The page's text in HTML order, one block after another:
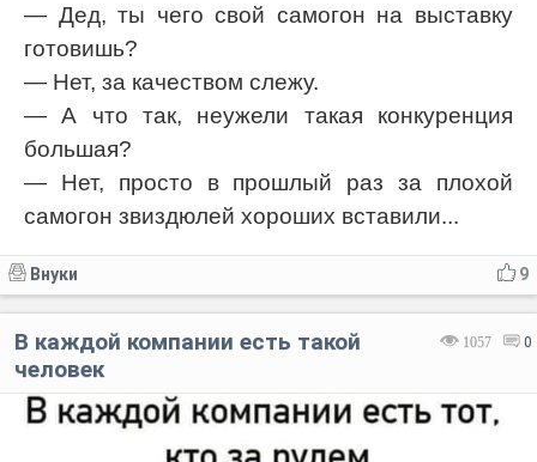
— Дед, ты чего свой самогон на выставку
готовишь?
— Нет, за качеством слежу.
— А что так, неужели такая конкуренция
большая?
— Нет, просто в прошлый раз за плохой
самогон звиздюлей хороших вставили...
9
Внуки
1057 0
В каждой компании есть такой
человек